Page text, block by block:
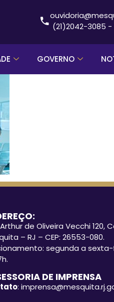
(21)2042-3085 -
GOVERNO
de Oliveira Vecchi 120,
– RJ – CEP: 26553-080.
segunda a
DE IMPRENSA
: